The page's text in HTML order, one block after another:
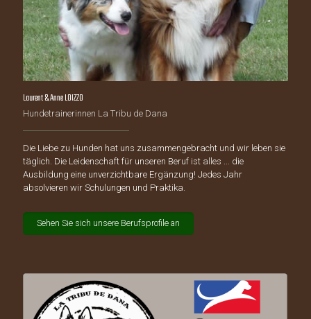
Laurent & Anne LOIZZO
Hundetrainerinnen La Tribu de Dana
Die Liebe zu Hunden hat uns zusammengebracht und wir leben sie
täglich. Die Leidenschaft für unseren Beruf ist alles ... die
Ausbildung eine unverzichtbare Ergänzung! Jedes Jahr
absolvieren wir Schulungen und Praktika.
Sehen Sie sich unsere Berufsprofile an